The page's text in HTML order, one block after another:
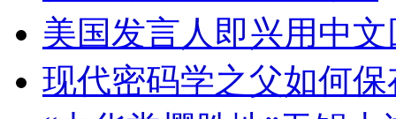
美国发言人即兴用中
现代密码学之父如何